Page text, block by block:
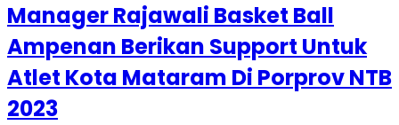
Manager Rajawali Basket Ball
Ampenan Berikan Support Untuk
Atlet Kota Mataram Di Porprov NTB
2023